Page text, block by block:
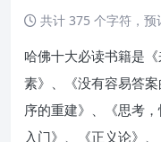
共计 375 个字符，预
哈佛十大必读书籍是
素》、《没有容易答
序的重建》、《思考
入门》、《正义论》